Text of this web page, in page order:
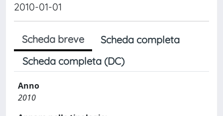
2010-01-01
Scheda breve
Scheda completa
Scheda completa (DC)
Anno
2010